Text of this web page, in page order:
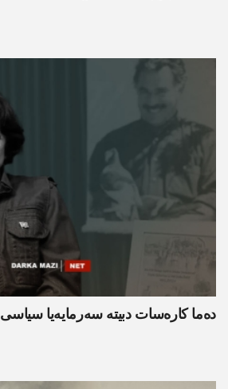
ده‌ما کاره‌سات دبیتە سه‌رمایه‌یا سیاسی